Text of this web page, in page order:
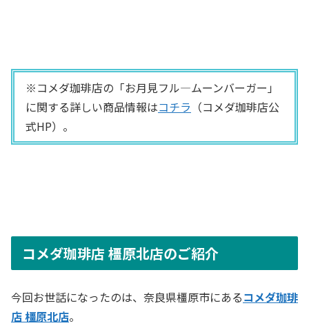
※コメダ珈琲店の「お月見フル―ムーンバーガー」
に関する詳しい商品情報はコチラ （コメダ珈琲店公
式HP）。
コメダ珈琲店 橿原北店のご紹介
今回お世話になったのは、奈良県橿原市にあるコメダ珈琲
店 橿原北店。